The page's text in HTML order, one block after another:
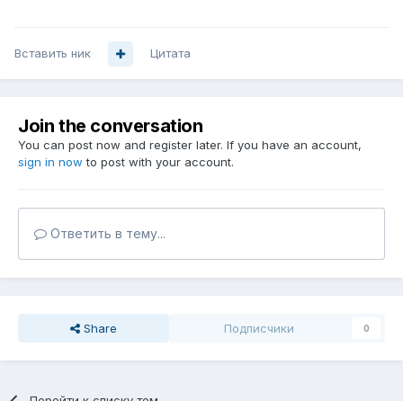
Вставить ник Цитата
Join the conversation
You can post now and register later. If you have an account,
sign in now to post with your account.
Ответить в тему...
Share Подписчики 0